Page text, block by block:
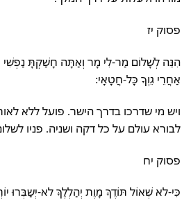
פסוק יז
הִנֵּה לְשָׁלוֹם מַר-לִי מָר וְאַתָּה חָשַׁקְתָּ
אַחֲרֵי גֵוְךָ כָּל-חֲטָאָי:
ויש מי שדרכו בדרך הישר. פועל ללא
לבורא עולם על כל דקה ושניה. פניו
פסוק יח
כִּי-לא שְׁאוֹל תּוֹדֶךָּ מָוֶת יְהַלְלֶךָּ לא-יְשַבְּרוּ